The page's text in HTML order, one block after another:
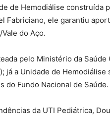
de Hemodiálise construída
Fabriciano, ele garantiu
do Aço.
pelo Ministério da
já a Unidade de Hemodiálise
do Fundo Nacional de Saúde.
da UTI Pediátrica,